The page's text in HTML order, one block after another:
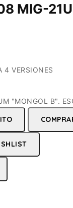
MIG-
4 VERSIONES
"MONGOL B".